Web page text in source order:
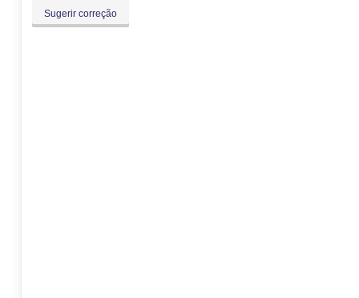
Sugerir correção